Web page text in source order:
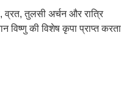
व्रत, तुलसी अर्चन और रात्रि
विष्णु की विशेष कृपा प्राप्त करता